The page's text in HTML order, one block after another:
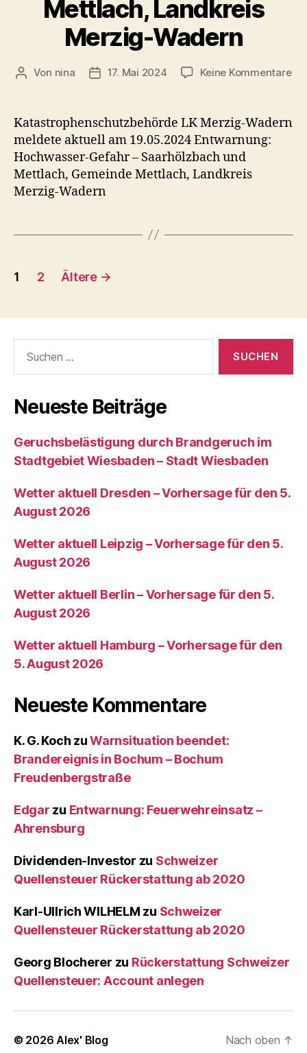
Mettlach, Landkreis
Merzig-Wadern
Beitragsautor
Von nina Veröffentlichungsdatum
17. Mai 2024 Keine Kommentarezu
Katastrophenschutzbehörde LK Merzig-Wadern
meldete aktuell am 19.05.2024 Entwarnung:
Hochwasser-Gefahr – Saarhölzbach und
Mettlach, Gemeinde Mettlach, Landkreis
Merzig-Wadern
Seitennummerierung
Beiträge
1 2 Ältere →
nach:
Neueste Beiträge
Geruchsbelästigung durch Brandgeruch im
Stadtgebiet Wiesbaden – Stadt Wiesbaden
Wetter aktuell Dresden – Vorhersage für den 5.
August 2026
Wetter aktuell Leipzig – Vorhersage für den 5.
August 2026
Wetter aktuell Berlin – Vorhersage für den 5.
August 2026
Wetter aktuell Hamburg – Vorhersage für den
5. August 2026
Neueste Kommentare
K. G. Koch zuWarnsituation beendet:
Brandereignis in Bochum – Bochum
Freudenbergstraße
Edgar zu Entwarnung: Feuerwehreinsatz –
Ahrensburg
Dividenden-Investor zu Schweizer
Quellensteuer Rückerstattung ab 2020
Karl-Ullrich WILHELM zu Schweizer
Quellensteuer Rückerstattung ab 2020
Georg Blocherer zu Rückerstattung Schweizer
Quellensteuer: Account anlegen
© 2026 Alex' Blog Nach oben ↑